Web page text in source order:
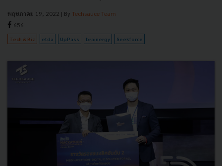
พฤษภาคม 19, 2022 | By Techsauce Team
656
Tech & Biz etda UpPass brainergy Seekforce